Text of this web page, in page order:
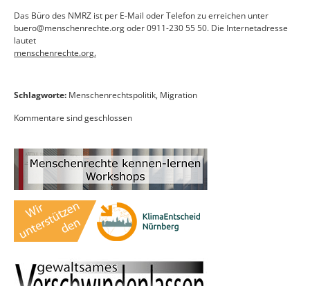
Das Büro des NMRZ ist per E-Mail oder Telefon zu erreichen unter
buero@menschenrechte.org oder 0911-230 55 50. Die Internetadresse
lautet
menschenrechte.org.
Schlagworte: Menschenrechtspolitik, Migration
Kommentare sind geschlossen